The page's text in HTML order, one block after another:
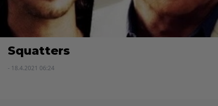
Squatters
- 18.4.2021 06:24